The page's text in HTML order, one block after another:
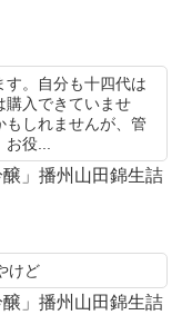
す。自分も十四代は
購入できていませ
もしれませんが、管
お役...
」播州山田錦生詰
けど
」播州山田錦生詰